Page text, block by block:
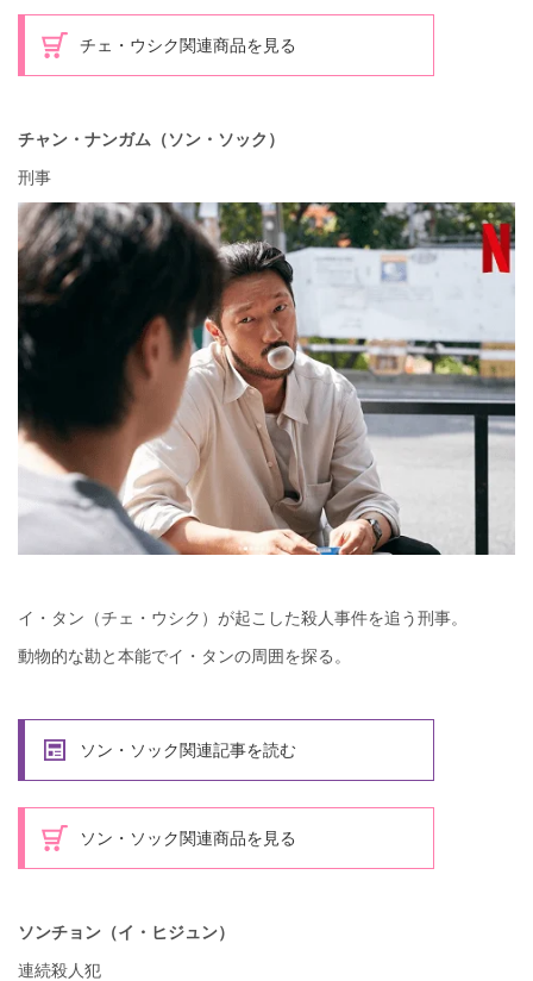
チェ・ウシク関連商品を見る
チャン・ナンガム（ソン・ソック）
刑事
イ・タン（チェ・ウシク）が起こした殺人事件を追う刑事。
動物的な勘と本能でイ・タンの周囲を探る。
ソン・ソック関連記事を読む
ソン・ソック関連商品を見る
ソンチョン（イ・ヒジュン）
連続殺人犯